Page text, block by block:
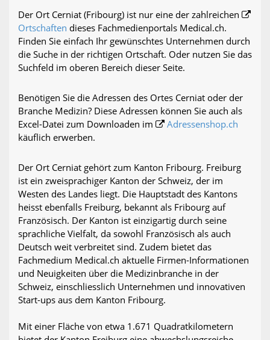
Der Ort Cerniat (Fribourg) ist nur eine der zahlreichen
Ortschaften dieses Fachmedienportals Medical.ch.
Finden Sie einfach Ihr gewünschtes Unternehmen durch
die Suche in der richtigen Ortschaft. Oder nutzen Sie das
Suchfeld im oberen Bereich dieser Seite.
Benötigen Sie die Adressen des Ortes Cerniat oder der
Branche Medizin? Diese Adressen können Sie auch als
Excel-Datei zum Downloaden im
Adressenshop.ch
käuflich erwerben.
Der Ort Cerniat gehört zum Kanton Fribourg. Freiburg
ist ein zweisprachiger Kanton der Schweiz, der im
Westen des Landes liegt. Die Hauptstadt des Kantons
heisst ebenfalls Freiburg, bekannt als Fribourg auf
Französisch. Der Kanton ist einzigartig durch seine
sprachliche Vielfalt, da sowohl Französisch als auch
Deutsch weit verbreitet sind. Zudem bietet das
Fachmedium Medical.ch aktuelle Firmen-Informationen
und Neuigkeiten über die Medizinbranche in der
Schweiz, einschliesslich Unternehmen und innovativen
Start-ups aus dem Kanton Fribourg.
Mit einer Fläche von etwa 1.671 Quadratkilometern